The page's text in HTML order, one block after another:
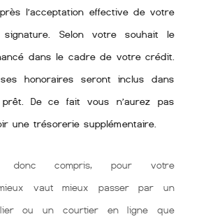
l’acceptation effective de votre
Selon votre souhait le
dans le cadre de votre crédit.
honoraires seront inclus dans
De ce fait vous n’aurez pas
une trésorerie supplémentaire.
donc compris, pour votre
vaut mieux passer par un
ou un courtier en ligne que